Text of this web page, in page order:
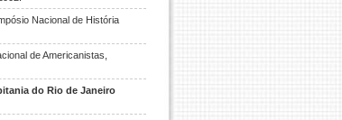
Nacional de História
de Americanistas,
do Rio de Janeiro